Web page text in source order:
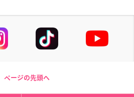
ページの先頭へ